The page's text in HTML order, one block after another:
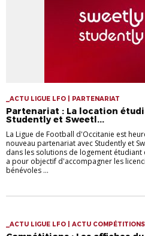
_ACTU LIGUE LFO | PARTENARIAT
Partenariat : La location
Studently et Sweetl...
La Ligue de Football d'Occitanie est
nouveau partenariat avec Studently et
dans les solutions de logement
a pour objectif d'accompagner les
bénévoles ...
_ACTU LIGUE LFO | ACTU COMPÉTITIONS